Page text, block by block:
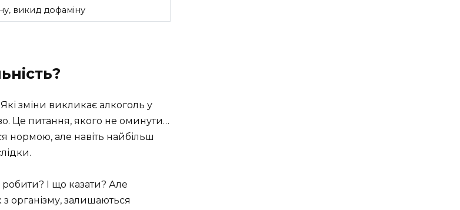
викид дофаміну
зміни викликає алкоголь у
Це питання, якого не оминути…
нормою, але навіть найбільш
І що казати? Але
організму, залишаються